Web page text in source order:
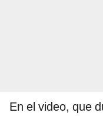
En el video, que